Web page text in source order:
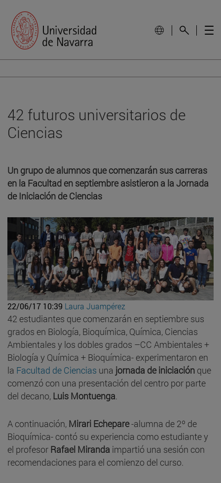
42 futuros universitarios de
Ciencias
Un grupo de alumnos que comenzarán sus carreras
en la Facultad en septiembre asistieron a la Jornada
de Iniciación de Ciencias
22/06/17 10:39 Laura Juampérez
42 estudiantes que comenzarán en septiembre sus
grados en Biología, Bioquímica, Química, Ciencias
Ambientales y los dobles grados –CC Ambientales +
Biología y Química + Bioquímica- experimentaron en
la Facultad de Ciencias una jornada de iniciación que
comenzó con una presentación del centro por parte
del decano, Luis Montuenga.
A continuación, Mirari Echepare-alumna de 2º de
Bioquímica- contó su experiencia como estudiante y
el profesor Rafael Miranda impartió una sesión con
recomendaciones para el comienzo del curso.